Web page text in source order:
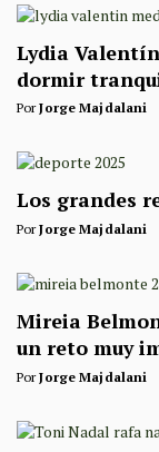
Lydia
dormir
PorJorge Majdalani
Los grandes
PorJorge Majdalani
Mireia
un reto muy
PorJorge Majdalani